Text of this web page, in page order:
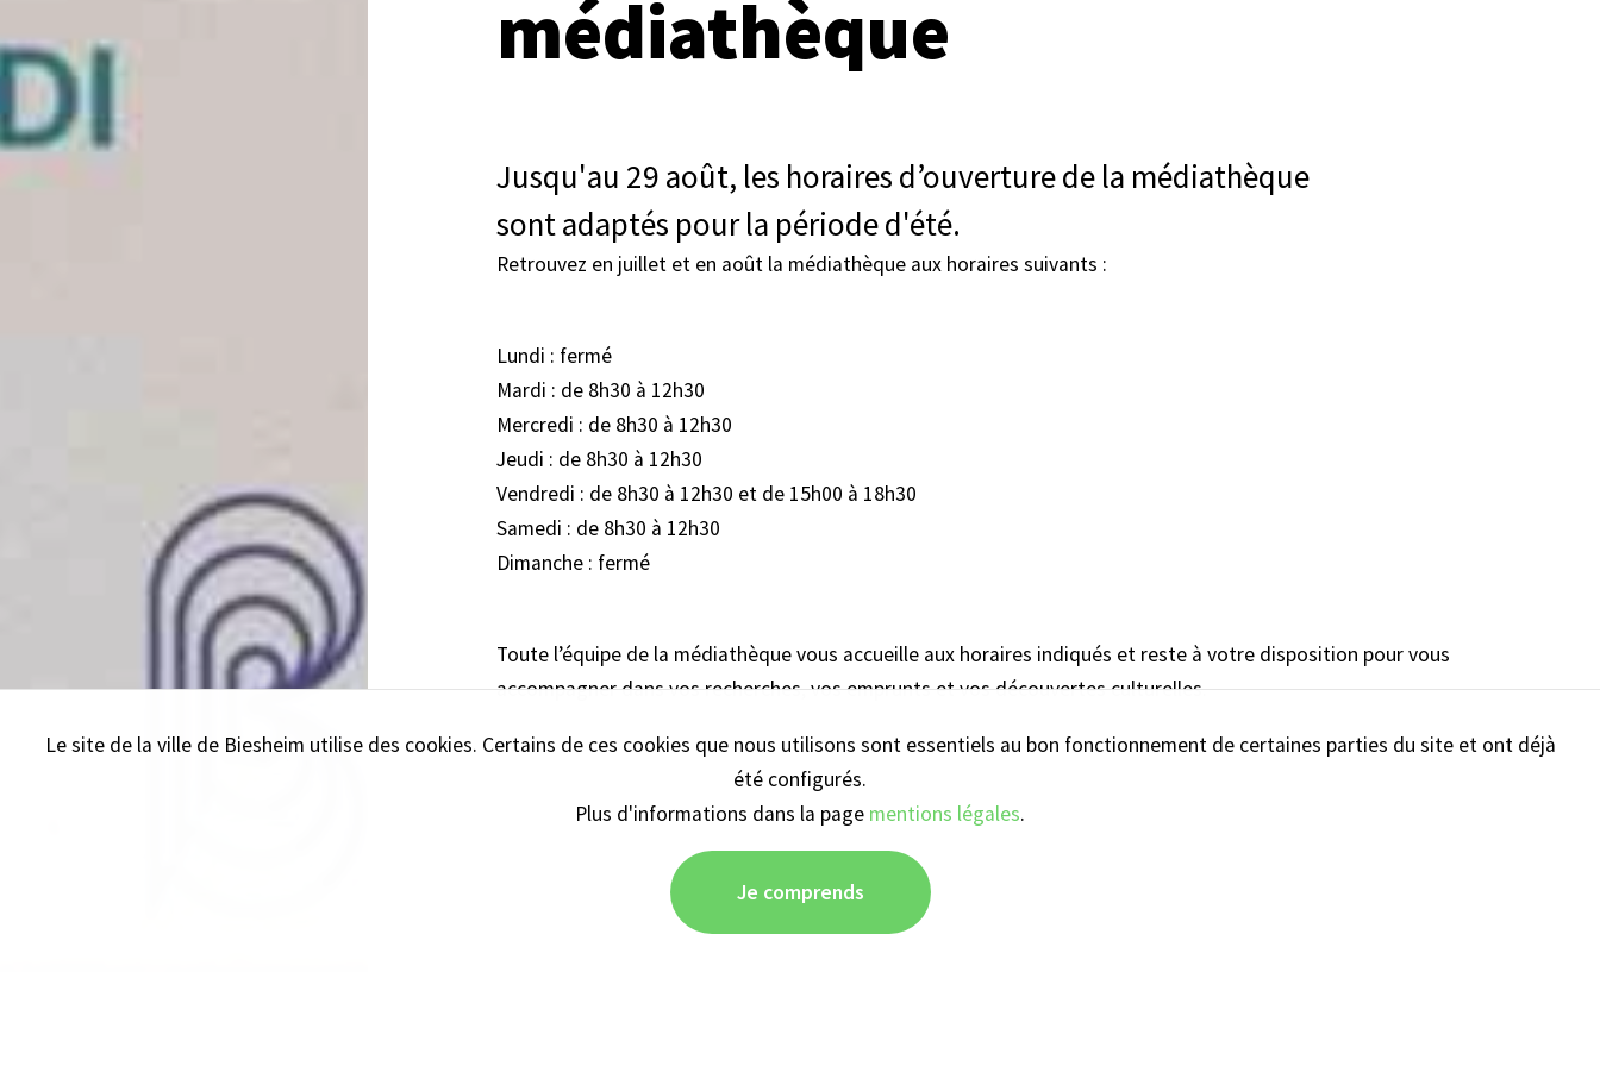
médiathèque
Jusqu'au 29 août, les horaires d’ouverture de la médiathèque
sont adaptés pour la période d'été.
Retrouvez en juillet et en août la médiathèque aux horaires suivants :
Lundi : fermé
Mardi : de 8h30 à 12h30
Mercredi : de 8h30 à 12h30
Jeudi : de 8h30 à 12h30
Vendredi : de 8h30 à 12h30 et de 15h00 à 18h30
Samedi : de 8h30 à 12h30
Dimanche : fermé
Toute l’équipe de la médiathèque vous accueille aux horaires indiqués et reste à votre disposition pour vous
accompagner dans vos recherches, vos emprunts et vos découvertes culturelles.
Le site de la ville de Biesheim utilise des cookies. Certains de ces cookies que nous utilisons sont essentiels au bon fonctionnement de certaines parties du site et ont déjà
été configurés.
Plus d'informations dans la page mentions légales.